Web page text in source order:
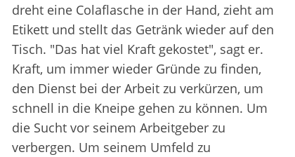
dreht eine Colaflasche in der Hand, zieht am
Etikett und stellt das Getränk wieder auf den
Tisch. "Das hat viel Kraft gekostet", sagt er.
Kraft, um immer wieder Gründe zu finden,
den Dienst bei der Arbeit zu verkürzen, um
schnell in die Kneipe gehen zu können. Um
die Sucht vor seinem Arbeitgeber zu
verbergen. Um seinem Umfeld zu